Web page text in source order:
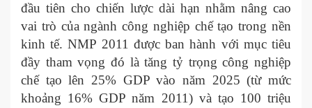
đầu tiên cho chiến lược dài hạn nhằm nâng cao
vai trò của ngành công nghiệp chế tạo trong nền
kinh tế. NMP 2011 được ban hành với mục tiêu
đầy tham vọng đó là tăng tỷ trọng công nghiệp
chế tạo lên 25% GDP vào năm 2025 (từ mức
khoảng 16% GDP năm 2011) và tạo 100 triệu